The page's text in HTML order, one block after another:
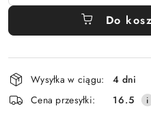
Do
Dostępność
i
dostawa
Wysyłka w ciągu:
4 dni
Cena przesyłki:
16.5